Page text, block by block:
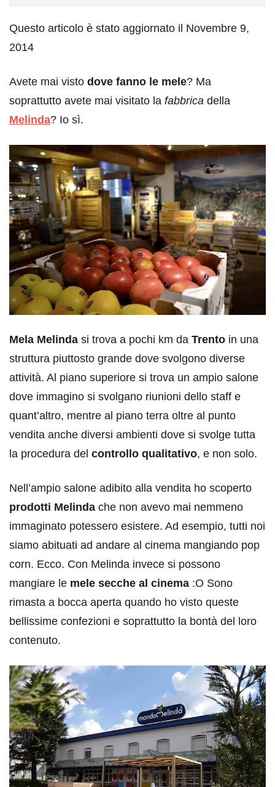
Questo articolo è stato aggiornato il Novembre 9,
2014
Avete mai visto dove fanno le mele? Ma
soprattutto avete mai visitato la fabbrica della
Melinda? Io sì.
Mela Melinda si trova a pochi km da Trento in una
struttura piuttosto grande dove svolgono diverse
attività. Al piano superiore si trova un ampio salone
dove immagino si svolgano riunioni dello staff e
quant’altro, mentre al piano terra oltre al punto
vendita anche diversi ambienti dove si svolge tutta
la procedura del controllo qualitativo, e non solo.
Nell’ampio salone adibito alla vendita ho scoperto
prodotti Melinda che non avevo mai nemmeno
immaginato potessero esistere. Ad esempio, tutti noi
siamo abituati ad andare al cinema mangiando pop
corn. Ecco. Con Melinda invece si possono
mangiare le mele secche al cinema :O Sono
rimasta a bocca aperta quando ho visto queste
bellissime confezioni e soprattutto la bontà del loro
contenuto.